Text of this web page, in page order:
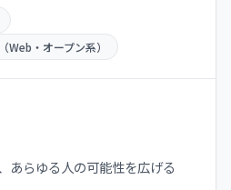
Web・オープン系）
あらゆる人の可能性を広げる